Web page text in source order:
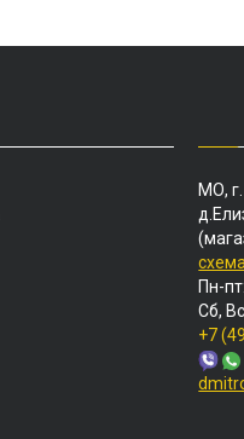
МО,
Пн-
Сб,
+7